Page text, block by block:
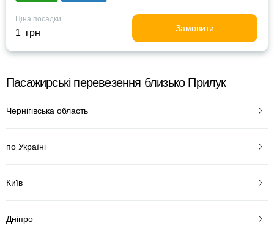
Ціна посадки
1 грн Замовити
Пасажирські перевезення близько Прилук
Чернігівська область
по Україні
Київ
Дніпро